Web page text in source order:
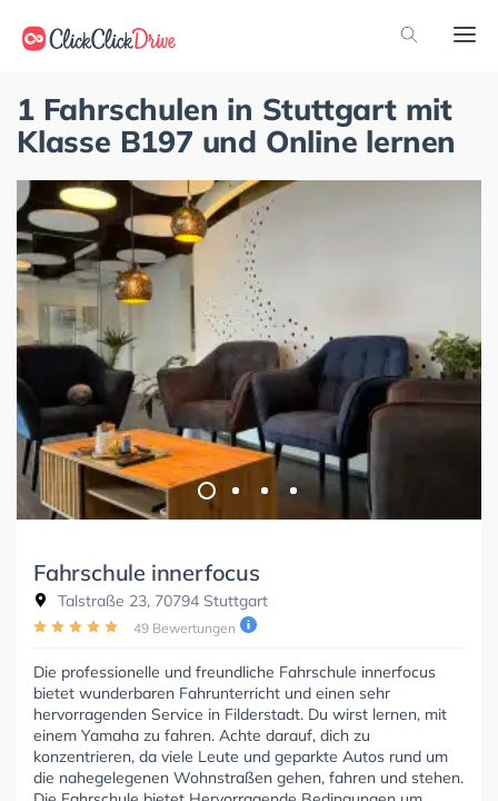
1 Fahrschulen in Stuttgart mit
Klasse B197 und Online lernen
Fahrschule innerfocus
Talstraße 23, 70794 Stuttgart
49 Bewertungen
Die professionelle und freundliche Fahrschule innerfocus
bietet wunderbaren Fahrunterricht und einen sehr
hervorragenden Service in Filderstadt. Du wirst lernen, mit
einem Yamaha zu fahren. Achte darauf, dich zu
konzentrieren, da viele Leute und geparkte Autos rund um
die nahegelegenen Wohnstraßen gehen, fahren und stehen.